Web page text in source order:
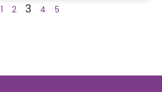
1 2 3 4 5